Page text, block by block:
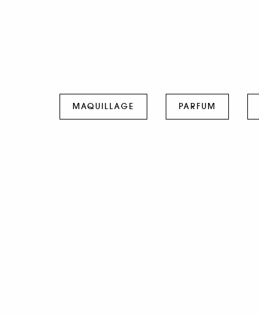
MAQUILLAGE PARFUM